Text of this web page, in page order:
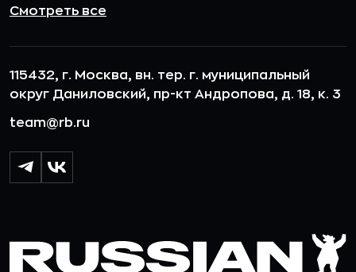
Смотреть все
115432, г. Москва, вн. тер. г. муниципальный
округ Даниловский, пр-кт Андропова, д. 18, к. 3
team@rb.ru